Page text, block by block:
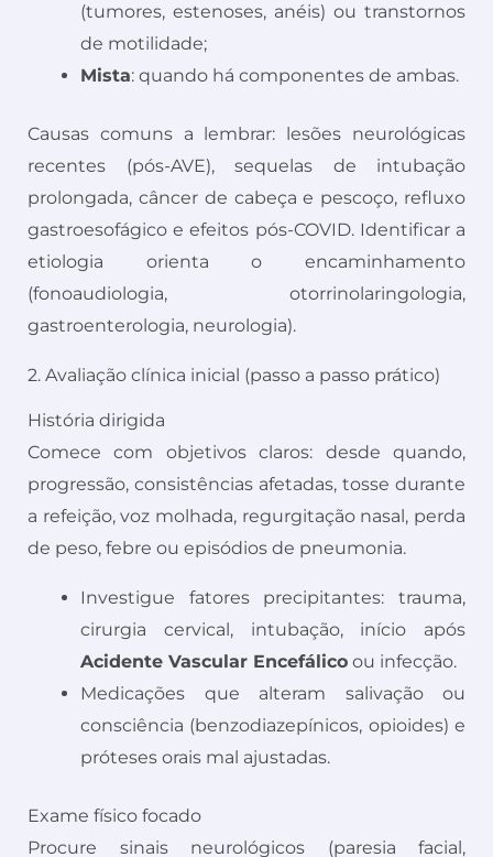
(tumores, estenoses, anéis) ou transtornos
de motilidade;
Mista: quando há componentes de ambas.
Causas comuns a lembrar: lesões neurológicas
recentes (pós-AVE), sequelas de intubação
prolongada, câncer de cabeça e pescoço, refluxo
gastroesofágico e efeitos pós-COVID. Identificar a
etiologia orienta o encaminhamento
(fonoaudiologia, otorrinolaringologia,
gastroenterologia, neurologia).
2. Avaliação clínica inicial (passo a passo prático)
História dirigida
Comece com objetivos claros: desde quando,
progressão, consistências afetadas, tosse durante
a refeição, voz molhada, regurgitação nasal, perda
de peso, febre ou episódios de pneumonia.
Investigue fatores precipitantes: trauma,
cirurgia cervical, intubação, início após
Acidente Vascular Encefálico ou infecção.
Medicações que alteram salivação ou
consciência (benzodiazepínicos, opioides) e
próteses orais mal ajustadas.
Exame físico focado
Procure sinais neurológicos (paresia facial,